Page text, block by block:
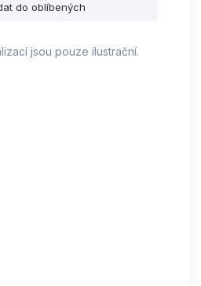
do oblíbených
jsou pouze ilustrační.